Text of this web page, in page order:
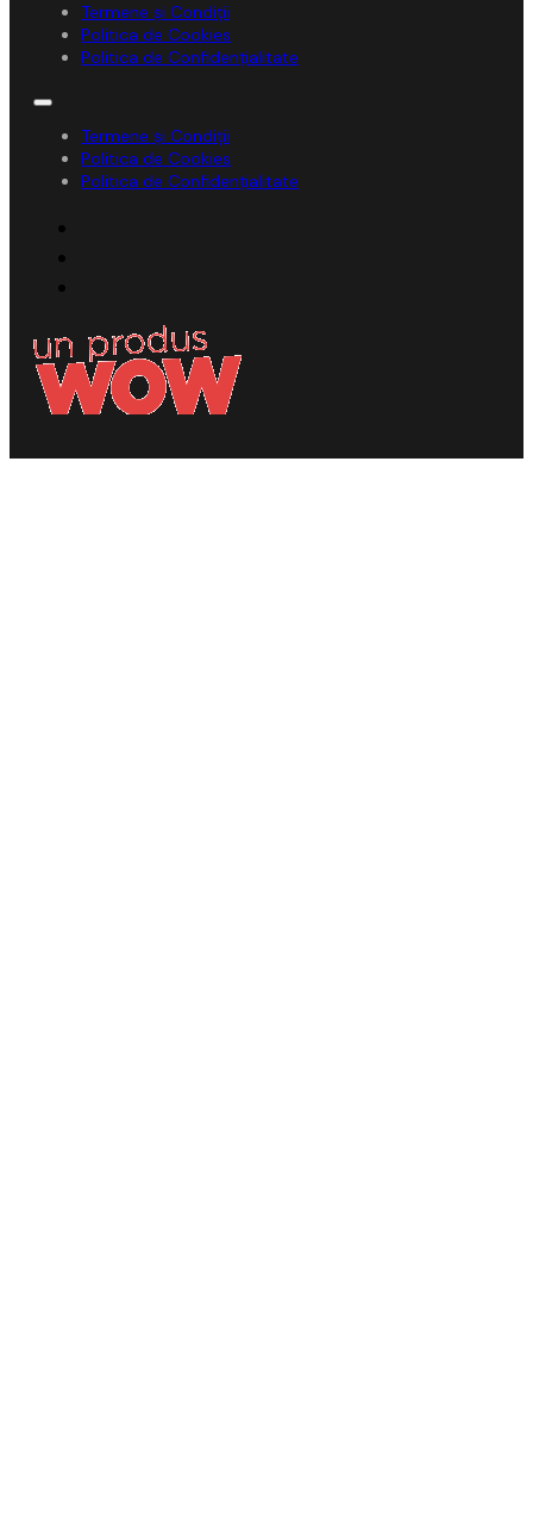
Termene și Condiții
Politica de Cookies
Politica de Confidențialitate
Termene și Condiții
Politica de Cookies
Politica de Confidențialitate